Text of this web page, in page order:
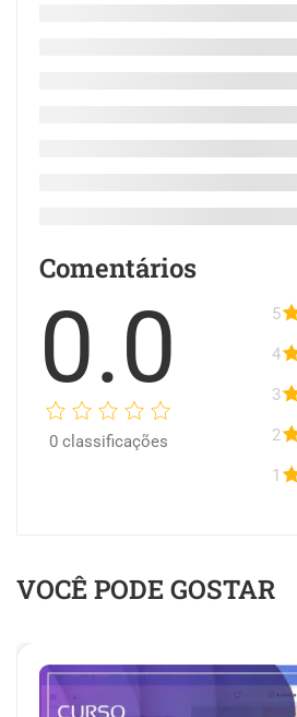
Comentários
0.0
0classificações
5
4
3
2
1
VOCÊ PODE GOSTAR